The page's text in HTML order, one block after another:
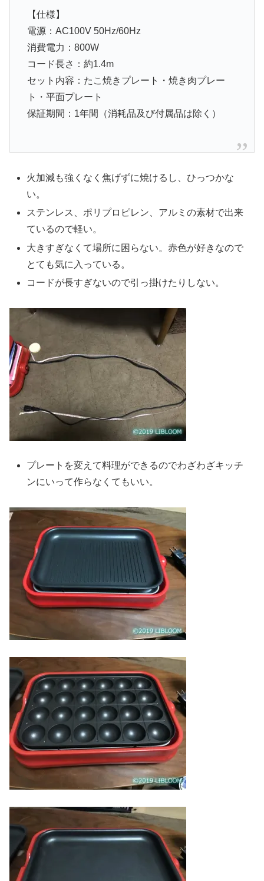
【仕様】
電源：AC100V 50Hz/60Hz
消費電力：800W
コード長さ：約1.4m
セット内容：たこ焼きプレート・焼き肉プレー
ト・平面プレート
保証期間：1年間（消耗品及び付属品は除く）
火加減も強くなく焦げずに焼けるし、ひっつかな
い。
ステンレス、ポリプロピレン、アルミの素材で出来
ているので軽い。
大きすぎなくて場所に困らない。赤色が好きなので
とても気に入っている。
コードが長すぎないので引っ掛けたりしない。
プレートを変えて料理ができるのでわざわざキッチ
ンにいって作らなくてもいい。